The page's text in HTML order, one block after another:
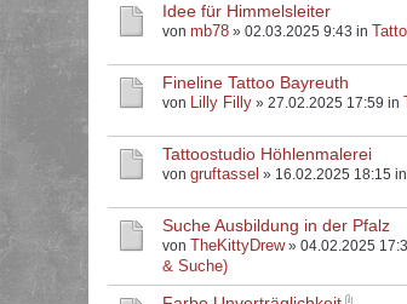
Idee für Himmelsleiter
von mb78 » 02.03.2025 9:43 in
Fineline Tattoo Bayreuth
von Lilly Filly » 27.02.2025 17:59 in
Tattoostudio Höhlenmalerei
von gruftassel » 16.02.2025 18:15 in
Suche Ausbildung in der Pfalz
von TheKittyDrew» 04.02.2025
& Suche)